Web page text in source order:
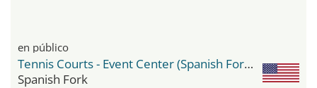
en público
Tennis Courts - Event Center (Spanish Fork Fairgrounds)
Spanish Fork